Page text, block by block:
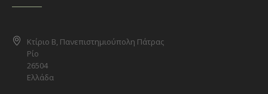
Κτίριο Β, Πανεπιστημιούπολη Πάτρας
Ρίο
26504
Ελλάδα